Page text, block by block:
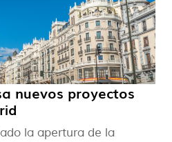
nuevos proyectos
la apertura de la